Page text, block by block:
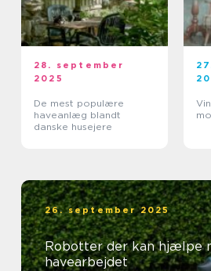
28. september
2025
De mest populære
haveanlæg blandt
danske husejere
26. september 2025
Robotter der kan hjælpe
havearbejdet